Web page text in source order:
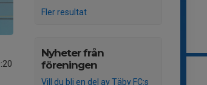
Fler resultat
Nyheter från
föreningen
Vill du bli en del av Täby FC:s